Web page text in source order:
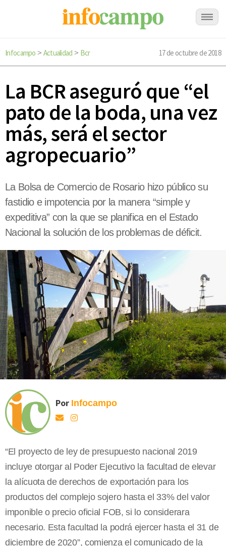
Infocampo > Actualidad > Bcr 17 de octubre de 2018
La BCR aseguró que “el
pato de la boda, una vez
más, será el sector
agropecuario”
La Bolsa de Comercio de Rosario hizo público su
fastidio e impotencia por la manera “simple y
expeditiva” con la que se planifica en el Estado
Nacional la solución de los problemas de déficit.
Por Infocampo
“El proyecto de ley de presupuesto nacional 2019
incluye otorgar al Poder Ejecutivo la facultad de elevar
la alícuota de derechos de exportación para los
productos del complejo sojero hasta el 33% del valor
imponible o precio oficial FOB, si lo considerara
necesario. Esta facultad la podrá ejercer hasta el 31 de
diciembre de 2020”, comienza el comunicado de la